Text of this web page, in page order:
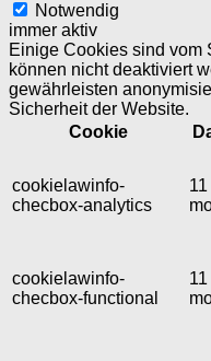
Notwendig
immer aktiv
Einige Cookies sind vom
können nicht deaktiviert
gewährleisten
Sicherheit der Website.
Cookie
cookielawinfo-
checbox-analytics
11
cookielawinfo-
checbox-functional
11